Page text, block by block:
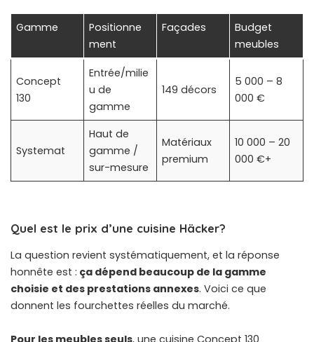
Gamme
Positionne
ment
Façades
Budget
meubles
Concept
130
Entrée/milie
u de
gamme
149 décors
5 000 – 8
000 €
Systemat
Haut de
gamme /
sur-mesure
Matériaux
premium
10 000 – 20
000 €+
Quel est le prix d’une cuisine Häcker?
La question revient systématiquement, et la réponse
honnête est : ça dépend beaucoup de la gamme
choisie et des prestations annexes. Voici ce que
donnent les fourchettes réelles du marché.
Pour les meubles seuls, une cuisine Concept 130